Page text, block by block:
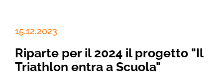
15.12.2023
Riparte per il 2024 il progetto "Il
Triathlon entra a Scuola"